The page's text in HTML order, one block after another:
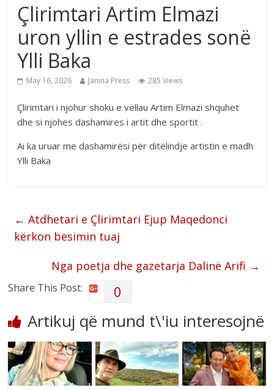
Çlirimtari Artim Elmazi
uron yllin e estrades sonë
Ylli Baka
May 16, 2026 Janina Press 285 Views
Çlirimtari i njohur shoku e vëllau Artim Elmazi shquhet
dhe si njohes dashamires i artit dhe sportit .
Ai ka uruar me dashamirësi për ditëlindje artistin e madh
Ylli Baka
← Atdhetari e Çlirimtari Ejup Maqedonci
kërkon besimin tuaj
Nga poetja dhe gazetarja Dalinë Arifi →
Share This Post: 0
Artikuj që mund t\'iu interesojnë